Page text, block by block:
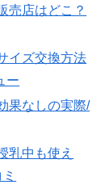
売店はどこ？
イズ交換方法
ー
果なしの実際/
乳中も使え